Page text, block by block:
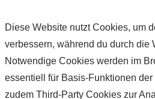
Diese Website nutzt Cookies, um
verbessern, während du durch die
Notwendige Cookies werden im
essentiell für Basis-Funktionen
zudem Third-Party Cookies zur